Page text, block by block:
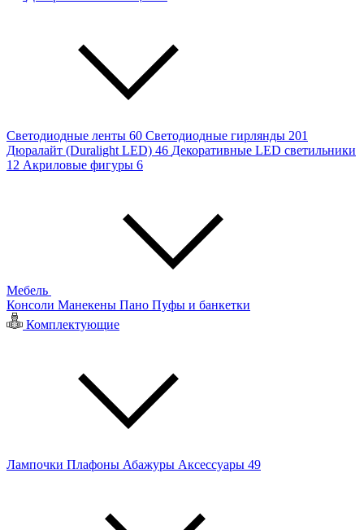
Светодиодные ленты 60 Светодиодные гирлянды 201
Дюралайт (Duralight LED) 46 Декоративные LED светильники
12 Акриловые фигуры 6
Мебель
Консоли Манекены Пано Пуфы и банкетки
Комплектующие
Лампочки Плафоны Абажуры Аксессуары 49